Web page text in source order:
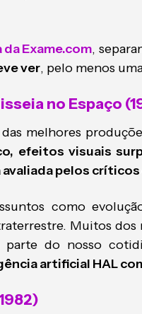
Exame.com,
ver, pelo menos
no Espaço
melhores
efeitos visuais
pelos
como
Muitos
do nosso
artificial HAL